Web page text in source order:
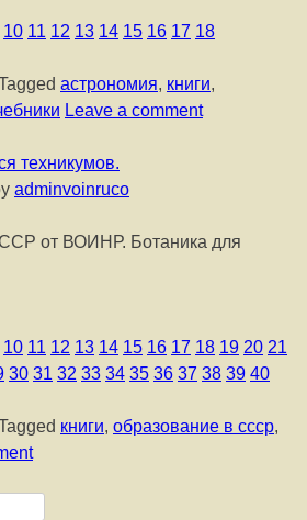
10 11 12 13 14 15 16 17 18
астрономия, книги,
Leave a comment
техникумов.
adminvoinruco
от ВОИНР. Ботаника для
10 11 12 13 14 15 16 17 18 19 20 21
30 31 32 33 34 35 36 37 38 39 40
книги, образование в ссср,